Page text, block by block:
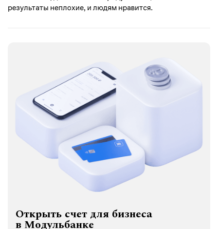
результаты неплохие, и людям нравится.
Открыть счет для бизнеса
в Модульбанке